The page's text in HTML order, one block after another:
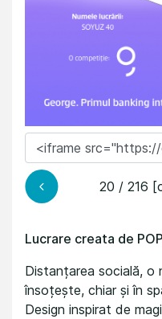
20 / 216
Lucrare creata de
Distanțarea socială, o
însoțește, chiar și în
Design inspirat de